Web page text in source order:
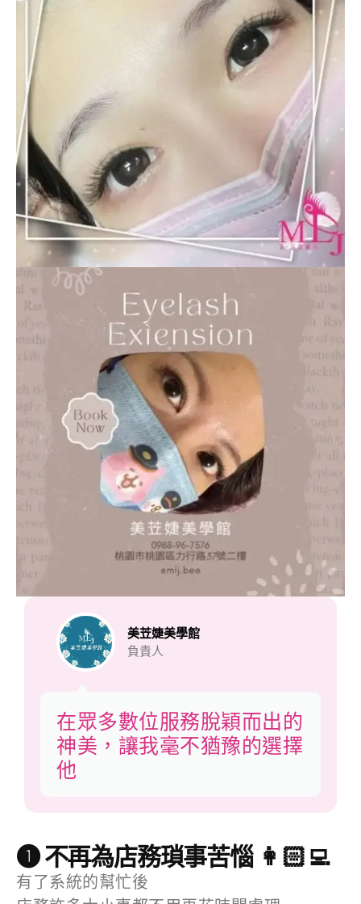
在眾多數位服務脫穎而出的
神美，讓我毫不猶豫的選擇
他
美苙婕美學館
負責人
❶ 不再為店務瑣事苦惱 👩🏻‍💻
有了系統的幫忙後